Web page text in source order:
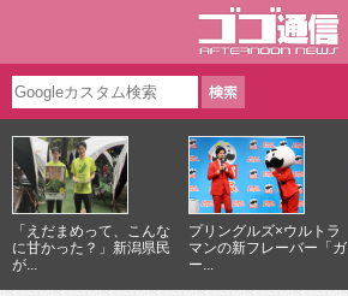
「えだまめって、こんな
に甘かった？」新潟県民
が...
プリングルズ×ウルトラ
マンの新フレーバー「ガ
ー...